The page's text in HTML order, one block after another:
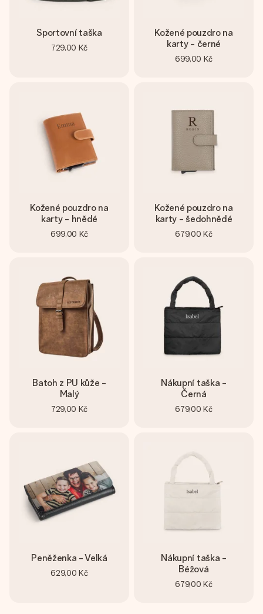
Sportovní taška
729,00 Kč
Kožené pouzdro na
karty - černé
699,00 Kč
Kožené pouzdro na
karty - hnědé
699,00 Kč
Kožené pouzdro na
karty - šedohnědé
679,00 Kč
Batoh z PU kůže -
Malý
729,00 Kč
Nákupní taška -
Černá
679,00 Kč
Peněženka - Velká
629,00 Kč
Nákupní taška -
Béžová
679,00 Kč